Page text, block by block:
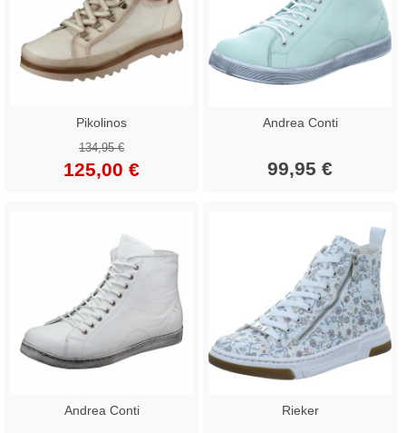
Pikolinos
134,95 €
125,00 €
Andrea Conti
99,95 €
Andrea Conti Rieker